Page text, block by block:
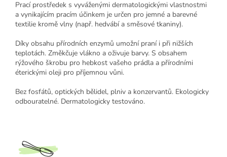
Prací prostředek s vyváženými dermatologickými vlastnostmi
a vynikajícím pracím účinkem je určen pro jemné a barevné
textilie kromě vlny (např. hedvábí a směsové tkaniny).
Díky obsahu přírodních enzymů umožní praní i při nižších
teplotách. Změkčuje vlákno a oživuje barvy. S obsahem
rýžového škrobu pro hebkost vašeho prádla a přírodními
éterickými oleji pro příjemnou vůni.
Bez fosfátů, optických bělidel, plniv a konzervantů. Ekologicky
odbouratelné. Dermatologicky testováno.